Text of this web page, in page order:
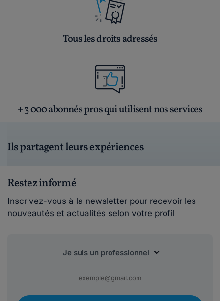
Tous les droits adressés
+ 3 000 abonnés pros qui utilisent nos services
Ils partagent leurs expériences
Restez informé
Inscrivez-vous à la newsletter pour recevoir les
nouveautés et actualités selon votre profil